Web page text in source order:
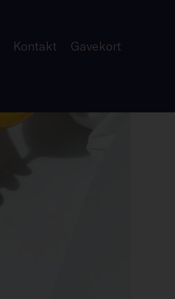
Kontakt Gavekort